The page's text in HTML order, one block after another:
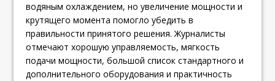
водяным охлаждением, но увеличение мощности и
крутящего момента помогло убедить в
правильности принятого решения. Журналисты
отмечают хорошую управляемость, мягкость
подачи мощности, большой список стандартного и
дополнительного оборудования и практичность